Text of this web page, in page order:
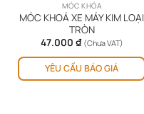
MÓC KHÓA
MÓC KHOÁ XE MÁY KIM LOẠI
TRÒN
47.000 ₫ (Chưa VAT)
YÊU CẦU BÁO GIÁ